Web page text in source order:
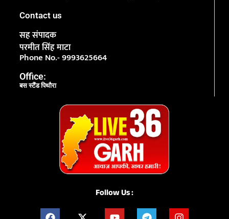
Contact us
सह संपादक
परमीत सिंह माटा
Phone No.- 9993625664
Office:
बस स्टैंड पिथौरा
Follow Us :